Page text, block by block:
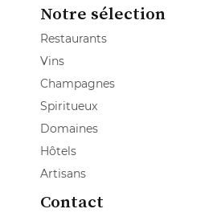
Notre sélection
Restaurants
Vins
Champagnes
Spiritueux
Domaines
Hôtels
Artisans
Contact